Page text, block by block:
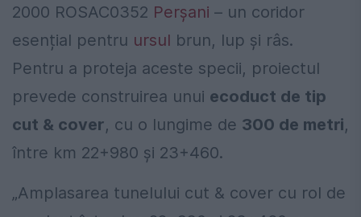
2000 ROSAC0352 Perșani – un coridor
esențial pentru ursul brun, lup și râs.
Pentru a proteja aceste specii, proiectul
prevede construirea unui ecoduct de tip
cut & cover, cu o lungime de 300 de metri,
între km 22+980 și 23+460.
„Amplasarea tunelului cut & cover cu rol de